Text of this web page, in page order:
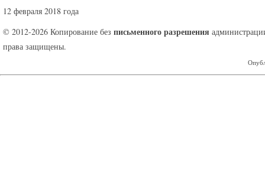
12 февраля 2018 года
© 2012-2026 Копирование без письменного разрешения
права защищены.